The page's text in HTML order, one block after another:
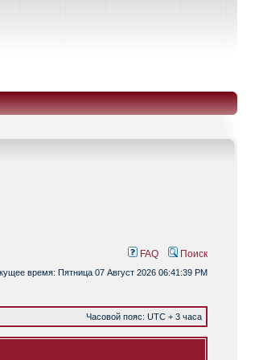
FAQ Поиск
время: Пятница 07 Август 2026 06:41:39 PM
Часовой пояс: UTC + 3 часа